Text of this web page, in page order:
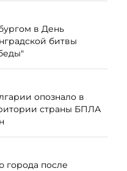
в День
битвы
опознало в
страны БПЛА
города после